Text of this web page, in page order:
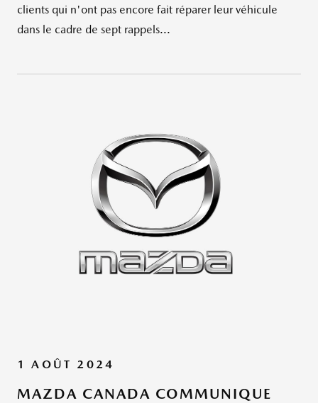
clients qui n'ont pas encore fait réparer leur véhicule
dans le cadre de sept rappels...
1 AOÛT 2024
MAZDA CANADA COMMUNIQUE